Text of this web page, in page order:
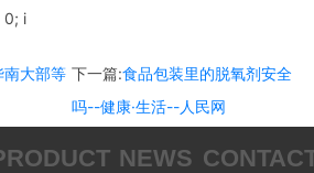
0; i
大部等 下一篇:食品包装里的脱氧剂安全
吗--健康·生活--人民网
NEWS